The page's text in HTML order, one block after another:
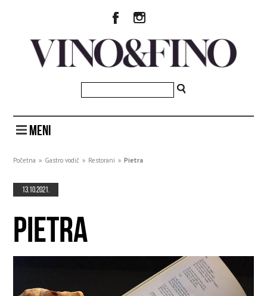
MENI
Početna » Gastro vodič » Restorani » Pietra
13.10.2021.
PIETRA